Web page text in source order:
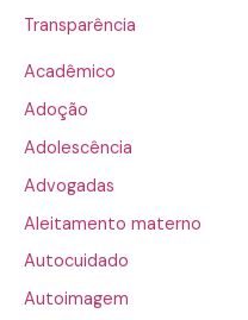
Transparência
Acadêmico
Adoção
Adolescência
Advogadas
Aleitamento materno
Autocuidado
Autoimagem